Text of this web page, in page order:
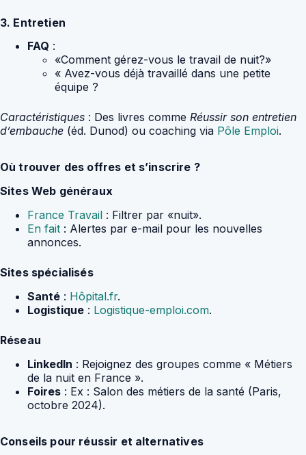
3. Entretien
FAQ :
«Comment gérez-vous le travail de nuit?»
« Avez-vous déjà travaillé dans une petite
équipe ?
Caractéristiques : Des livres comme Réussir son entretien
d’embauche (éd. Dunod) ou coaching via Pôle Emploi.
Où trouver des offres et s’inscrire ?
Sites Web généraux
France Travail : Filtrer par «nuit».
En fait : Alertes par e-mail pour les nouvelles
annonces.
Sites spécialisés
Santé : Hôpital.fr.
Logistique : Logistique-emploi.com.
Réseau
LinkedIn : Rejoignez des groupes comme « Métiers
de la nuit en France ».
Foires : Ex : Salon des métiers de la santé (Paris,
octobre 2024).
Conseils pour réussir et alternatives